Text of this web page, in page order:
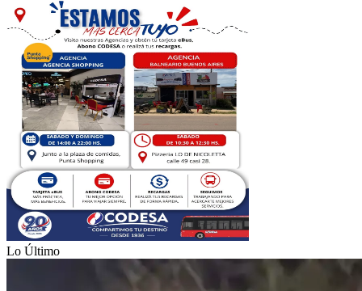
Lo Último